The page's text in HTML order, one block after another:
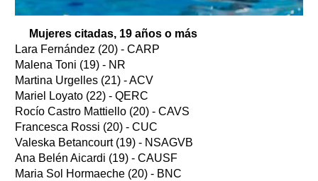
Mujeres citadas, 19 años o más
Lara Fernández (20) - CARP
Malena Toni (19) - NR
Martina Urgelles (21) - ACV
Mariel Loyato (22) - QERC
Rocío Castro Mattiello (20) - CAVS
Francesca Rossi (20) - CUC
Valeska Betancourt (19) - NSAGVB
Ana Belén Aicardi (19) - CAUSF
Maria Sol Hormaeche (20) - BNC